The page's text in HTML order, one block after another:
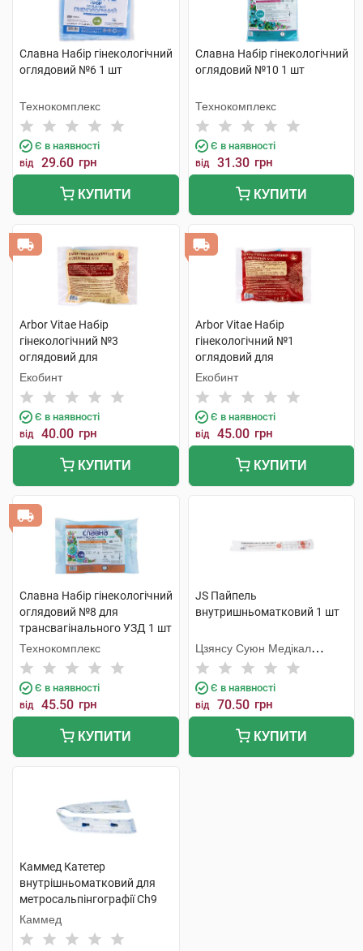
Славна Набір гінекологічний
оглядовий №6 1 шт
Технокомплекс
Є в наявності
від 29.60 грн
КУПИТИ
Славна Набір гінекологічний
оглядовий №10 1 шт
Технокомплекс
Є в наявності
від 31.30 грн
КУПИТИ
Arbor Vitae Набір
гінекологічний №3
оглядовий для
одноразового використання
1 шт
Екобинт
Є в наявності
від 40.00 грн
КУПИТИ
Arbor Vitae Набір
гінекологічний №1
оглядовий для
одноразового використання
1 шт
Екобинт
Є в наявності
від 45.00 грн
КУПИТИ
Славна Набір гінекологічний
оглядовий №8 для
трансвагінального УЗД 1 шт
Технокомплекс
Є в наявності
від 45.50 грн
КУПИТИ
JS Пайпель
внутришньоматковий 1 шт
Цзянсу Суюн Медікал
Метіріалс
Є в наявності
від 70.50 грн
КУПИТИ
Каммед Катетер
внутрішньоматковий для
метросальпінгографії Ch9
3x420 мм 1 шт
Каммед